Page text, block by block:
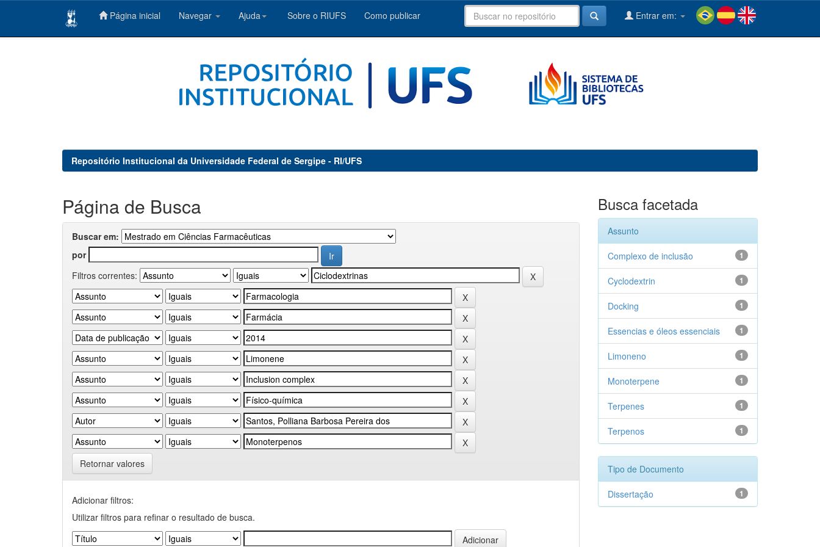
Página inicial Navegar Ajuda Sobre o RIUFS Como publicar Entrar em:
Repositório Institucional da Universidade Federal de Sergipe - RI/UFS
Página de Busca
Buscar em:
por
Filtros correntes:
Retornar valores
Adicionar filtros:
Utilizar filtros para refinar o resultado de busca.
Busca facetada
Assunto
1
Complexo de inclusão
1
Cyclodextrin
1
Docking
1
Essencias e óleos essenciais
1
Limoneno
1
Monoterpene
1
Terpenes
1
Terpenos
Tipo de Documento
1
Dissertação